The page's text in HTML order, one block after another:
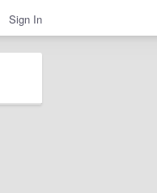
Sign In